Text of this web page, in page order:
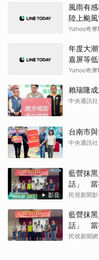
風雨有
陸上颱
Yahoo奇摩
年度大
嘉屏等
Yahoo奇摩
賴瑞隆
中央通訊社
台南市
中央通訊社
影音
藍營抹
話」 當
民視新聞
藍營抹
話」 當
民視新聞網